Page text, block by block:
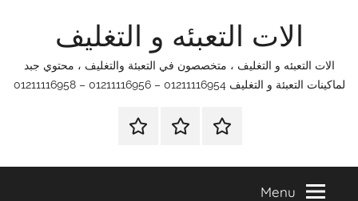
الات التعبئه و التغليف
الات التعبئه و التغليف ، متخصصون في التعبئة والتغليف ، محتوي جبد
لماكينات التعبئة و التغليف 01211116954 – 01211116956 – 01211116958
الرئيسيةاتصل
اتـصـل
في
Menu